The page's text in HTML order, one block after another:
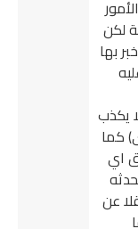
لكن
بها
يكذب
كما
اي
عن